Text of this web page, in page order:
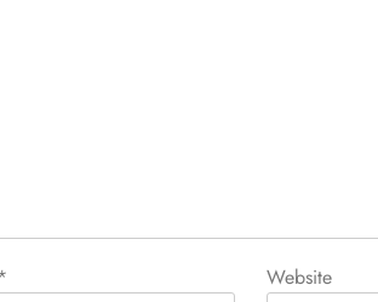
Website